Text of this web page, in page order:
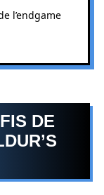
l’endgame
DE